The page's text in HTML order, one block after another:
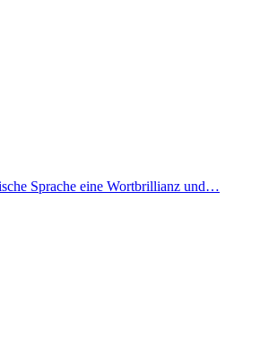
Sprache eine Wortbrillianz und…